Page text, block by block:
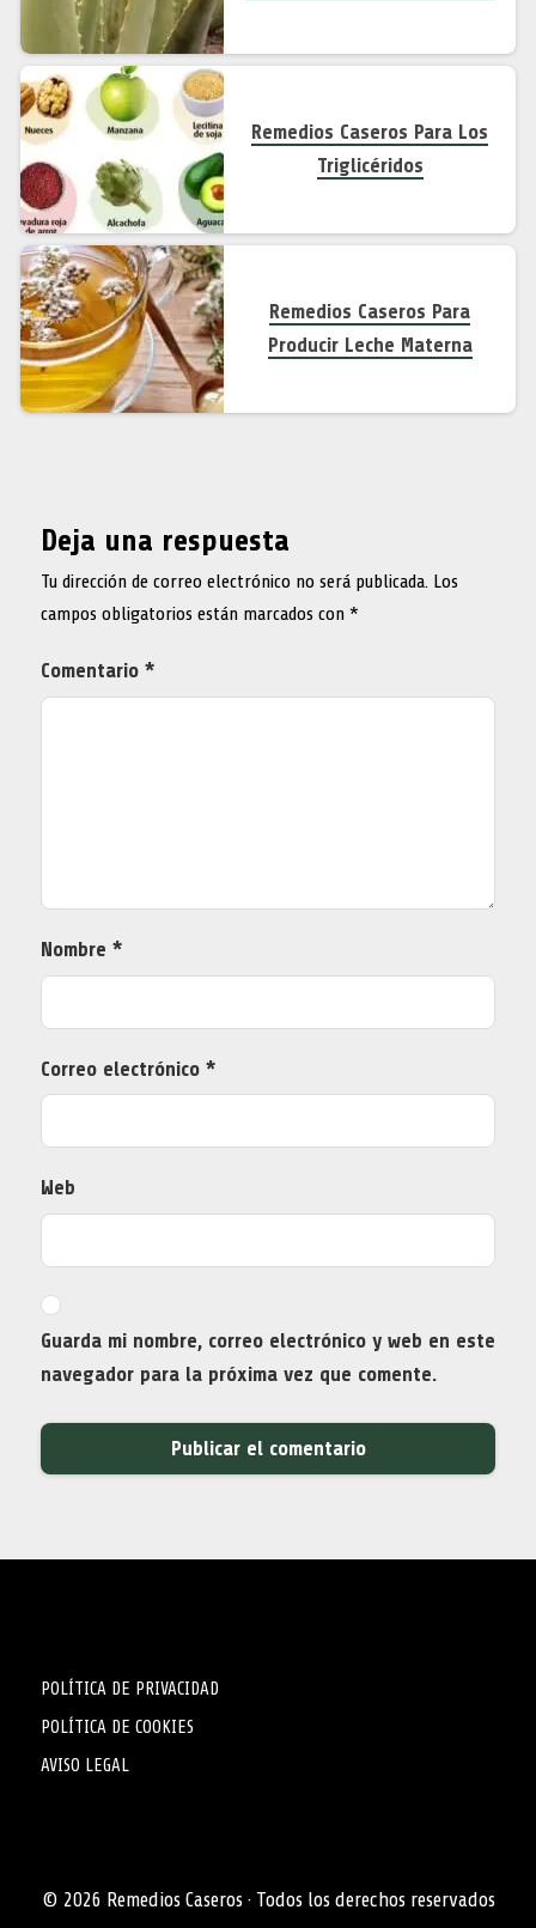
Remedios Caseros Para Los
Triglicéridos
Remedios Caseros Para
Producir Leche Materna
Deja una respuesta
Tu dirección de correo electrónico no será publicada. Los
campos obligatorios están marcados con *
Comentario *
Nombre *
Correo electrónico *
Web
Guarda mi nombre, correo electrónico y web en este
navegador para la próxima vez que comente.
POLÍTICA DE PRIVACIDAD
POLÍTICA DE COOKIES
AVISO LEGAL
© 2026 Remedios Caseros · Todos los derechos reservados